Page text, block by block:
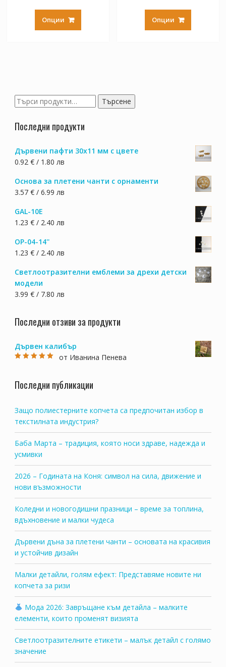
Опции
This
has
be
chosen
the
page
Опции
This
has
page
Търсене
за:
Търсене
Последни продукти
Дървени пафти 30х11 мм с цвете
0.92 € / 1.80 лв
Основа за плетени чанти с орнаменти
3.57 € / 6.99 лв
GAL-10E
1.23 € / 2.40 лв
OP-04-14''
1.23 € / 2.40 лв
Светлоотразителни емблеми за дрехи детски
модели
3.99 € / 7.80 лв
Последни отзиви за продукти
Дървен калибър
от Иванина Пенева
Последни публикации
Защо полиестерните копчета са предпочитан избор в
текстилната индустрия?
Баба Марта – традиция, която носи здраве, надежда и
усмивки
2026 – Годината на Коня: символ на сила, движение и
нови възможности
Коледни и новогодишни празници – време за топлина,
вдъхновение и малки чудеса
Дървени дъна за плетени чанти – основата на красивия
и устойчив дизайн
Малки детайли, голям ефект: Представяме новите ни
копчета за ризи
Мода 2026: Завръщане към детайла – малките
елементи, които променят визията
Светлоотразителните етикети – малък детайл с голямо
значение